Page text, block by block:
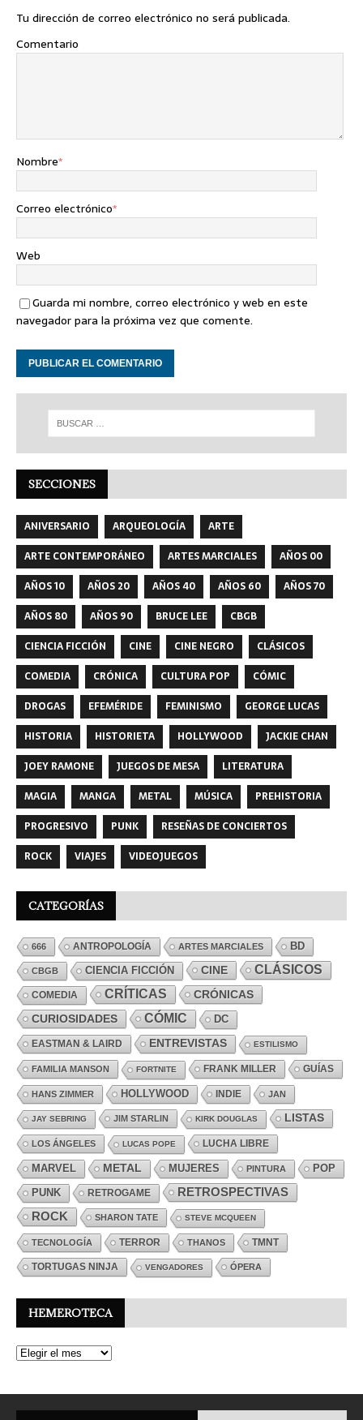
Tu dirección de correo electrónico no será publicada.
Comentario
Nombre*
Correo electrónico*
Web
Guarda mi nombre, correo electrónico y web en este
navegador para la próxima vez que comente.
SECCIONES
ANIVERSARIO ARQUEOLOGÍA
ARTE
ARTE CONTEMPORÁNEO
ARTES MARCIALES
AÑOS 00
AÑOS 10
AÑOS 20 AÑOS 40 AÑOS 60
AÑOS 70
AÑOS 80
AÑOS 90 BRUCE LEE
CBGB
CIENCIA FICCIÓN
CINE CINE NEGRO
CLÁSICOS
COMEDIA
CRÓNICA CULTURA POP
CÓMIC
DROGAS
EFEMÉRIDE FEMINISMO
GEORGE LUCAS
HISTORIA
HISTORIETA HOLLYWOOD
JACKIE CHAN
JOEY RAMONE
JUEGOS DE MESA
LITERATURA
MAGIA
MANGA METAL MÚSICA
PREHISTORIA
PROGRESIVO
PUNK
RESEÑAS DE CONCIERTOS
ROCK
VIAJES VIDEOJUEGOS
CATEGORÍAS
666 ANTROPOLOGÍA ARTES MARCIALES BD
CBGB CIENCIA FICCIÓN CINE CLÁSICOS
COMEDIA CRÍTICAS
CRÓNICAS
CURIOSIDADES
CÓMIC DC
EASTMAN & LAIRD ENTREVISTAS ESTILISMO
FAMILIA MANSON FORTNITE FRANK MILLER GUÍAS
HANS ZIMMER HOLLYWOOD INDIE JAN
JAY SEBRING JIM STARLIN KIRK DOUGLAS LISTAS
LOS ÁNGELES LUCAS POPE LUCHA LIBRE
MARVEL METAL MUJERES PINTURA POP
PUNK RETROGAME RETROSPECTIVAS
ROCK SHARON TATE STEVE MCQUEEN
TECNOLOGÍA TERROR THANOS TMNT
TORTUGAS NINJA VENGADORES ÓPERA
HEMEROTECA